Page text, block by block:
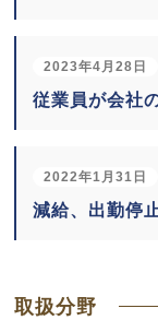
2023年4月28日
従業員が会社
2022年1月31日
減給、出勤停
取扱分野